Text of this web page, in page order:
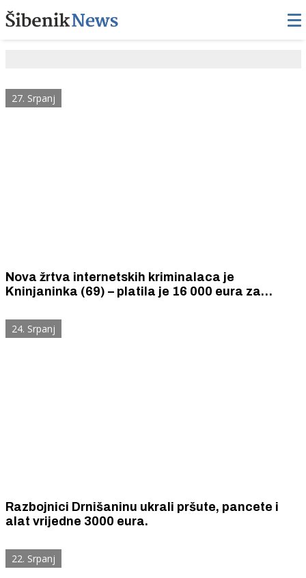
27. Srpanj
Nova žrtva internetskih kriminalaca je
Kninjaninka (69) – platila je 16 000 eura za
24. Srpanj
Razbojnici Drnišaninu ukrali pršute, pancete i
alat vrijedne 3000 eura.
22. Srpanj